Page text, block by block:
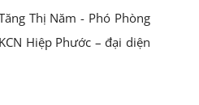
Thị Năm - Phó Phòng
Hiệp Phước – đại diện